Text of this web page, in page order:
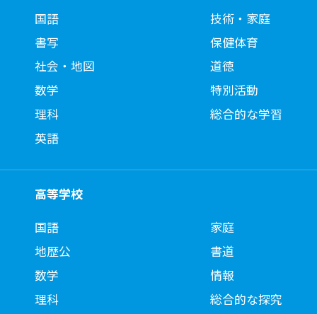
国語
書写
社会・地図
数学
理科
英語
技術・家庭
保健体育
道徳
特別活動
総合的な学習
高等学校
国語
地歴公
数学
理科
家庭
書道
情報
総合的な探究